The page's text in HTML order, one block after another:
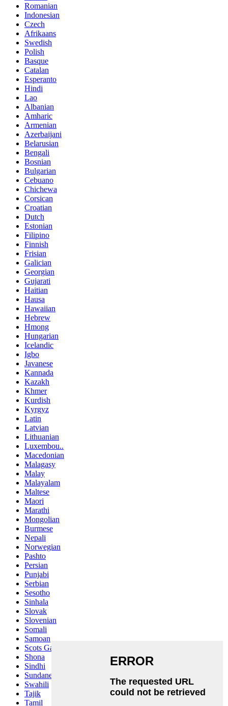
Romanian
Indonesian
Czech
Afrikaans
Swedish
Polish
Basque
Catalan
Esperanto
Hindi
Lao
Albanian
Amharic
Armenian
Azerbaijani
Belarusian
Bengali
Bosnian
Bulgarian
Cebuano
Chichewa
Corsican
Croatian
Dutch
Estonian
Filipino
Finnish
Frisian
Galician
Georgian
Gujarati
Haitian
Hausa
Hawaiian
Hebrew
Hmong
Hungarian
Icelandic
Igbo
Javanese
Kannada
Kazakh
Khmer
Kurdish
Kyrgyz
Latin
Latvian
Lithuanian
Luxembou..
Macedonian
Malagasy
Malay
Malayalam
Maltese
Maori
Marathi
Mongolian
Burmese
Nepali
Norwegian
Pashto
Persian
Punjabi
Serbian
Sesotho
Sinhala
Slovak
Slovenian
Somali
Samoan
Scots Gaelic
Shona
Sindhi
Sundanese
Swahili
Tajik
Tamil